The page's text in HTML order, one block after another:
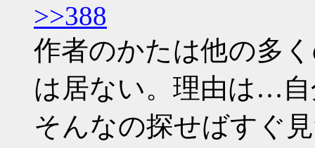
>>388
作者のかたは他の多
は居ない。理由は…
そんなの探せばすぐ